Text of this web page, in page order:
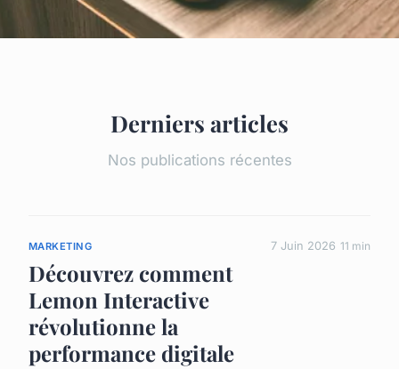
Derniers articles
Nos publications récentes
MARKETING
Découvrez comment
Lemon Interactive
révolutionne la
performance digitale
7 Juin 2026 11 min